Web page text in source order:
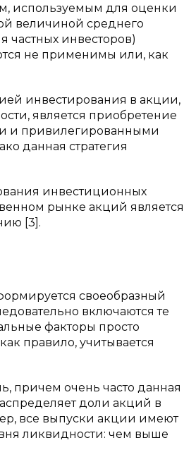
используемым для оценки
величиной среднего
частных инвесторов)
не применимы или, как
инвестирования в акции,
является приобретение
и привилегированными
данная стратегия
инвестиционных
рынке акций является
[3].
своеобразный
включаются те
факторы просто
правило, учитывается
причем очень часто данная
доли акций в
все выпуски акции имеют
ликвидности: чем выше